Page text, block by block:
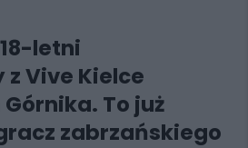
letni
Vive Kielce
To już
zabrzańskiego